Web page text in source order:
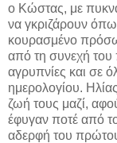
ο Κώστας, με
να γκριζάρουν
κουρασμένο
από τη συνεχή του
αγρυπνίες και σε
ημερολογίου.
ζωή τους μαζί,
έφυγαν ποτέ από
αδερφή του